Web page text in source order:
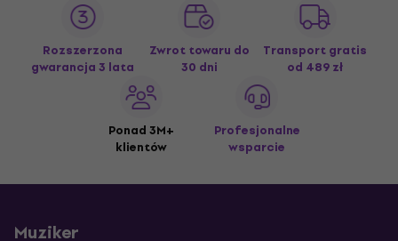
Rozszerzona
gwarancja 3 lata
Zwrot towaru do
30 dni
Transport gratis
od 489 zł
Ponad 3M+
klientów
Profesjonalne
wsparcie
Muziker